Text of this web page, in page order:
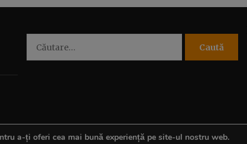
Apărare a Țării pentru
turul 1 al alegerilor
după:
a-ți oferi cea mai bună experiență pe site-ul nostru web.